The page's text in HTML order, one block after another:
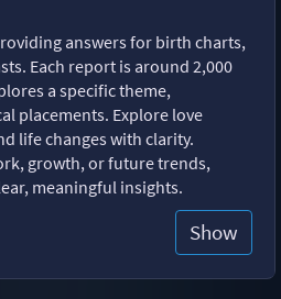
answers for birth charts,
Each report is around 2,000
a specific theme,
placements. Explore love
life changes with clarity.
growth, or future trends,
meaningful insights.
Show